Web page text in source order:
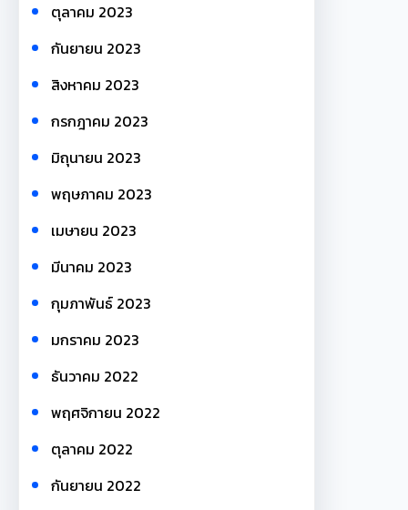
ตุลาคม 2023
กันยายน 2023
สิงหาคม 2023
กรกฎาคม 2023
มิถุนายน 2023
พฤษภาคม 2023
เมษายน 2023
มีนาคม 2023
กุมภาพันธ์ 2023
มกราคม 2023
ธันวาคม 2022
พฤศจิกายน 2022
ตุลาคม 2022
กันยายน 2022